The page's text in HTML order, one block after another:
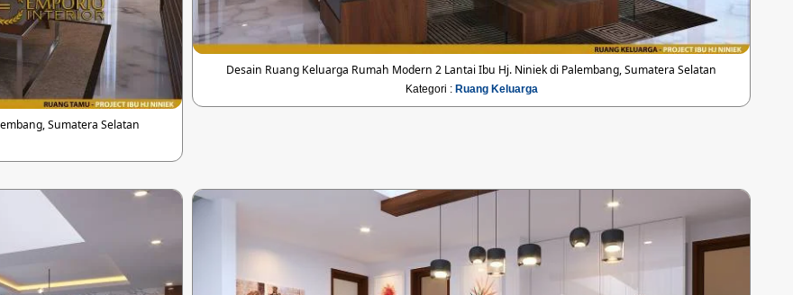
Sumatera Selatan
Desain Ruang Keluarga Rumah Modern 2 Lantai Ibu Hj. Niniek di Palembang, Sumatera Selatan
Kategori : Ruang Keluarga